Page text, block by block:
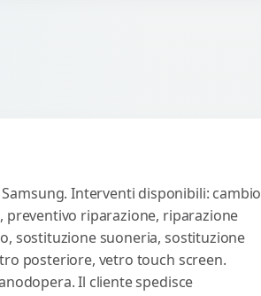
Interventi disponibili: cambio
riparazione, riparazione
sostituzione suoneria, sostituzione
posteriore, vetro touch screen.
Il cliente spedisce